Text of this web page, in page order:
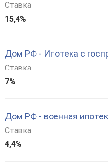
Ставка
15,4%
Дом РФ - Ипотека с
Ставка
7%
Дом РФ - военная
Ставка
4,4%